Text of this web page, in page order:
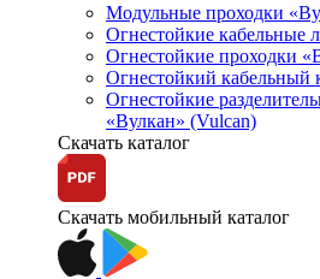
Модульные проходки
Огнестойкие кабельные
Огнестойкие проходки
Огнестойкий кабельный
Огнестойкие
«Вулкан» (Vulcan)
Скачать каталог
Скачать мобильный каталог